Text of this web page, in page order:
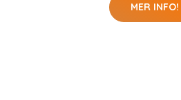
MER INFO!